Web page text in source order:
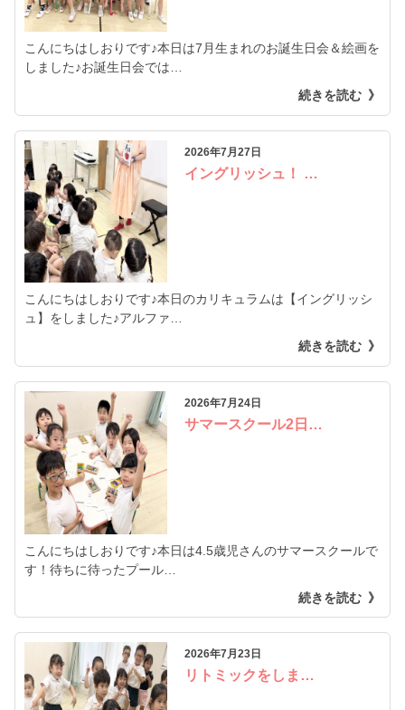
こんにちはしおりです♪本日は7月生まれのお誕生日会＆絵画を
しました♪お誕生日会では…
続きを読む
2026年7月27日
イングリッシュ！ …
こんにちはしおりです♪本日のカリキュラムは【イングリッシ
ュ】をしました♪アルファ…
続きを読む
2026年7月24日
サマースクール2日…
こんにちはしおりです♪本日は4.5歳児さんのサマースクールで
す！待ちに待ったプール…
続きを読む
2026年7月23日
リトミックをしま…